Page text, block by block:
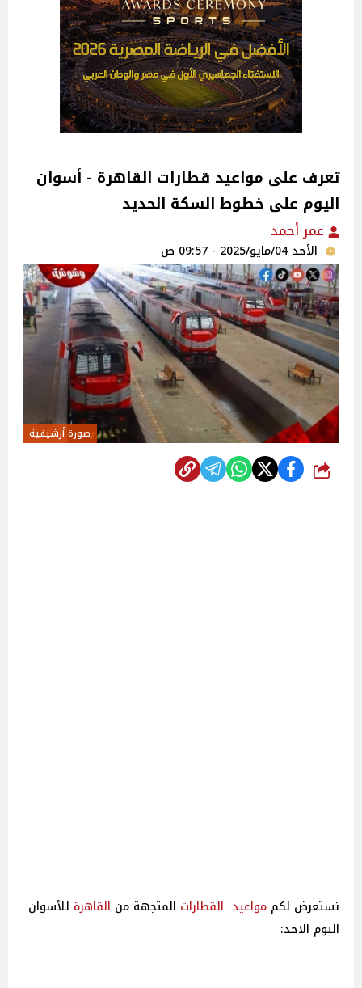
تعرف على مواعيد قطارات القاهرة - أسوان
اليوم على خطوط السكة الحديد
عمر أحمد
الأحد 04/مايو/2025 - 09:57 ص
صورة أرشيفية
شارك
نستعرض لكم مواعيد القطارات المتجهة من القاهرة للأسوان
اليوم الاحد: